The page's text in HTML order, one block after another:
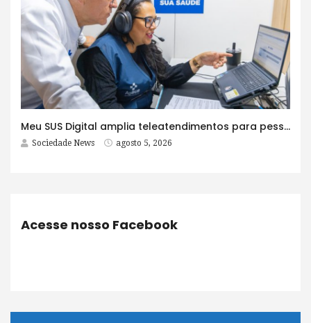
Meu SUS Digital amplia teleatendimentos para pessoas com problemas com jogos e apostas
Sociedade News agosto 5, 2026
Acesse nosso Facebook